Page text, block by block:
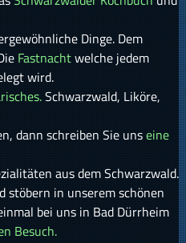
Dinge. Dem
Fastnachtwelche jedem
wird.
Schwarzwald, Liköre,
dann schreiben Sie unseine
aus dem Schwarzwald.
stöbern in unserem schönen
bei uns in Bad Dürrheim
Besuch.